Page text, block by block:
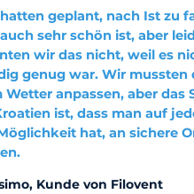
geplant, nach Ist zu
sehr schön ist, aber
wir das nicht, weil es
genug war. Wir mussten
Wetter anpassen, aber das
ist, dass man auf
hat, an sichere
Kunde von Filovent